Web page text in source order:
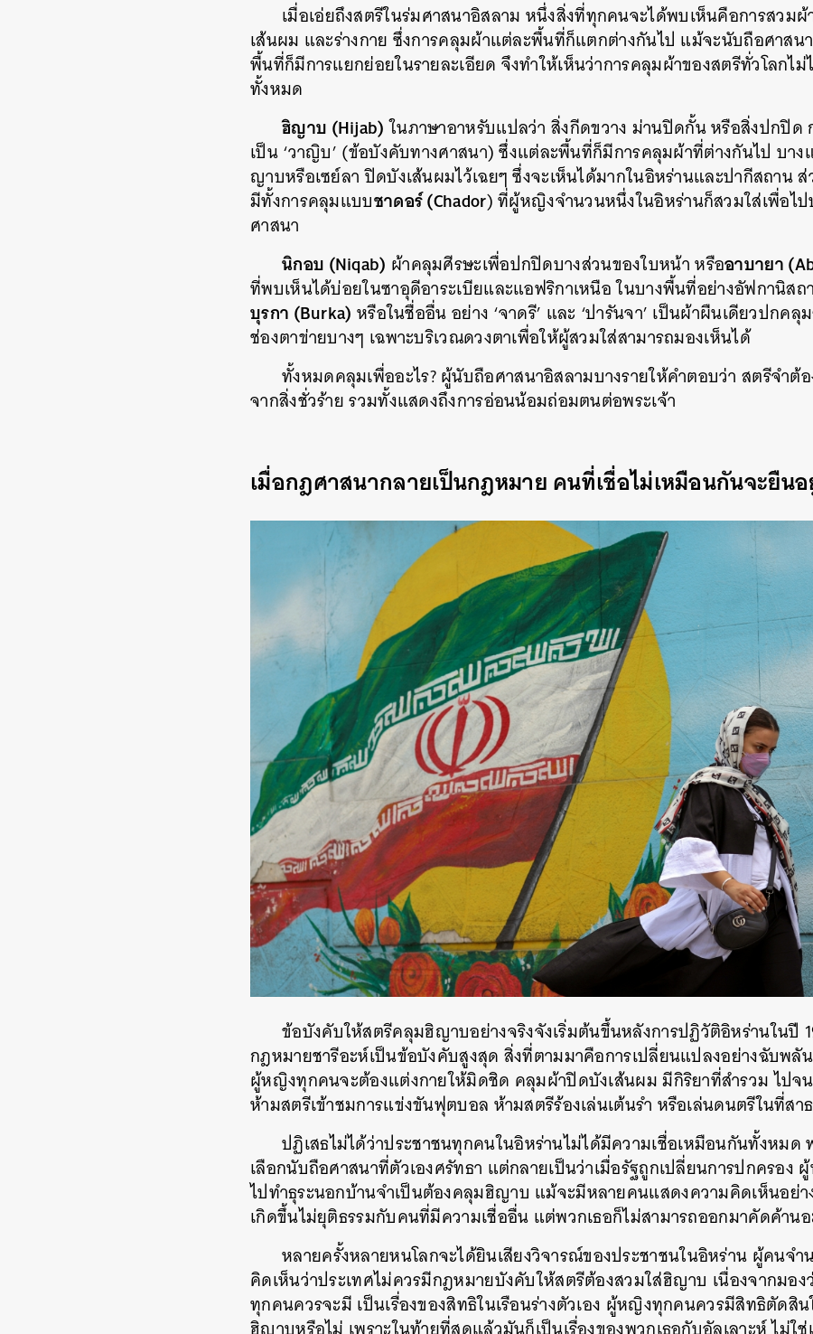
เมื่อเอ่ยถึงสตรีในร่มศาสนาอิสลาม หนึ่งสิ่งที่ทุกคนจะได้พบเห็นคือการสวม
เส้นผม และร่างกาย ซึ่งการคลุมผ้าแต่ละพื้นที่ก็แตกต่างกันไป แม้จะนับถือศาสน
พื้นที่ก็มีการแยกย่อยในรายละเอียด จึงทำให้เห็นว่าการคลุมผ้าของสตรีทั่วโลกไม่
ทั้งหมด
ฮิญาบ (Hijab)ในภาษาอาหรับแปลว่า สิ่งกีดขวาง ม่านปิดกั้น หรือสิ่งปกปิ
เป็น ‘วาญิบ’ (ข้อบังคับทางศาสนา) ซึ่งแต่ละพื้นที่ก็มีการคลุมผ้าที่ต่างกันไป บา
ญาบหรือเซย์ลา ปิดบังเส้นผมไว้เฉยๆ ซึ่งจะเห็นได้มากในอิหร่านและปากีสถาน
มีทั้งการคลุมแบบชาดอร์ (Chador) ที่ผู้หญิงจำนวนหนึ่งในอิหร่านก็สวมใส่เพื่อไ
ศาสนา
นิกอบ (Niqab) ผ้าคลุมศีรษะเพื่อปกปิดบางส่วนของใบหน้า หรืออาบายา
ที่พบเห็นได้บ่อยในซาอุดีอาระเบียและแอฟริกาเหนือ ในบางพื้นที่อย่างอัฟกานิส
บุรกา (Burka) หรือในชื่ออื่น อย่าง ‘จาดรี’ และ ‘ปารันจา’ เป็นผ้าผืนเดียวปกค
ช่องตาข่ายบางๆ เฉพาะบริเวณดวงตาเพื่อให้ผู้สวมใส่สามารถมองเห็นได้
ทั้งหมดคลุมเพื่ออะไร? ผู้นับถือศาสนาอิสลามบางรายให้คำตอบว่า สตรีจำต้
จากสิ่งชั่วร้าย รวมทั้งแสดงถึงการอ่อนน้อมถ่อมตนต่อพระเจ้า
เมื่อกฎศาสนากลายเป็นกฎหมาย คนที่เชื่อไม่เหมือนกันจะยืนอ
ข้อบังคับให้สตรีคลุมฮิญาบอย่างจริงจังเริ่มต้นขึ้นหลังการปฏิวัติอิหร่านในปี
กฎหมายชารีอะห์เป็นข้อบังคับสูงสุด สิ่งที่ตามมาคือการเปลี่ยนแปลงอย่างฉับพลั
ผู้หญิงทุกคนจะต้องแต่งกายให้มิดชิด คลุมผ้าปิดบังเส้นผม มีกิริยาที่สำรวม ไปจ
ห้ามสตรีเข้าชมการแข่งขันฟุตบอล ห้ามสตรีร้องเล่นเต้นรำ หรือเล่นดนตรีในที่สา
ปฏิเสธไม่ได้ว่าประชาชนทุกคนในอิหร่านไม่ได้มีความเชื่อเหมือนกันทั้งหมด
เลือกนับถือศาสนาที่ตัวเองศรัทธา แต่กลายเป็นว่าเมื่อรัฐถูกเปลี่ยนการปกครอ
ไปทำธุระนอกบ้านจำเป็นต้องคลุมฮิญาบ แม้จะมีหลายคนแสดงความคิดเห็นอย่า
เกิดขึ้นไม่ยุติธรรมกับคนที่มีความเชื่ออื่น แต่พวกเธอก็ไม่สามารถออกมาคัดค้าน
หลายครั้งหลายหนโลกจะได้ยินเสียงวิจารณ์ของประชาชนในอิหร่าน ผู้คนจ
คิดเห็นว่าประเทศไม่ควรมีกฎหมายบังคับให้สตรีต้องสวมใส่ฮิญาบ เนื่องจากมอง
ทุกคนควรจะมี เป็นเรื่องของสิทธิในเรือนร่างตัวเอง ผู้หญิงทุกคนควรมีสิทธิตัดสิน
SHARE TWEET LINE EMAIL